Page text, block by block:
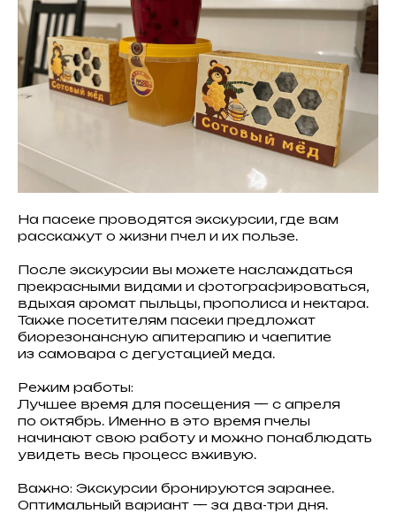
На пасеке проводятся экскурсии, где вам
расскажут о жизни пчел и их пользе.
После экскурсии вы можете наслаждаться
прекрасными видами и фотографироваться,
вдыхая аромат пыльцы, прополиса и нектара.
Также посетителям пасеки предложат
биорезонансную апитерапию и чаепитие
из самовара с дегустацией меда.
Режим работы:
Лучшее время для посещения — с апреля
по октябрь. Именно в это время пчелы
начинают свою работу и можно понаблюдать
увидеть весь процесс вживую.
Важно: Экскурсии бронируются заранее.
Оптимальный вариант — за два-три дня.